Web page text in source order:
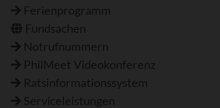
Ferienprogramm
Fundsachen
Notrufnummern
PhilMeet Videokonferenz
Ratsinformationssystem
Serviceleistungen